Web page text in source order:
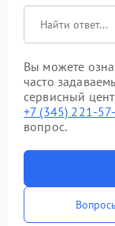
Вы можете
часто
сервисный
+7 (345) 221-
вопрос.